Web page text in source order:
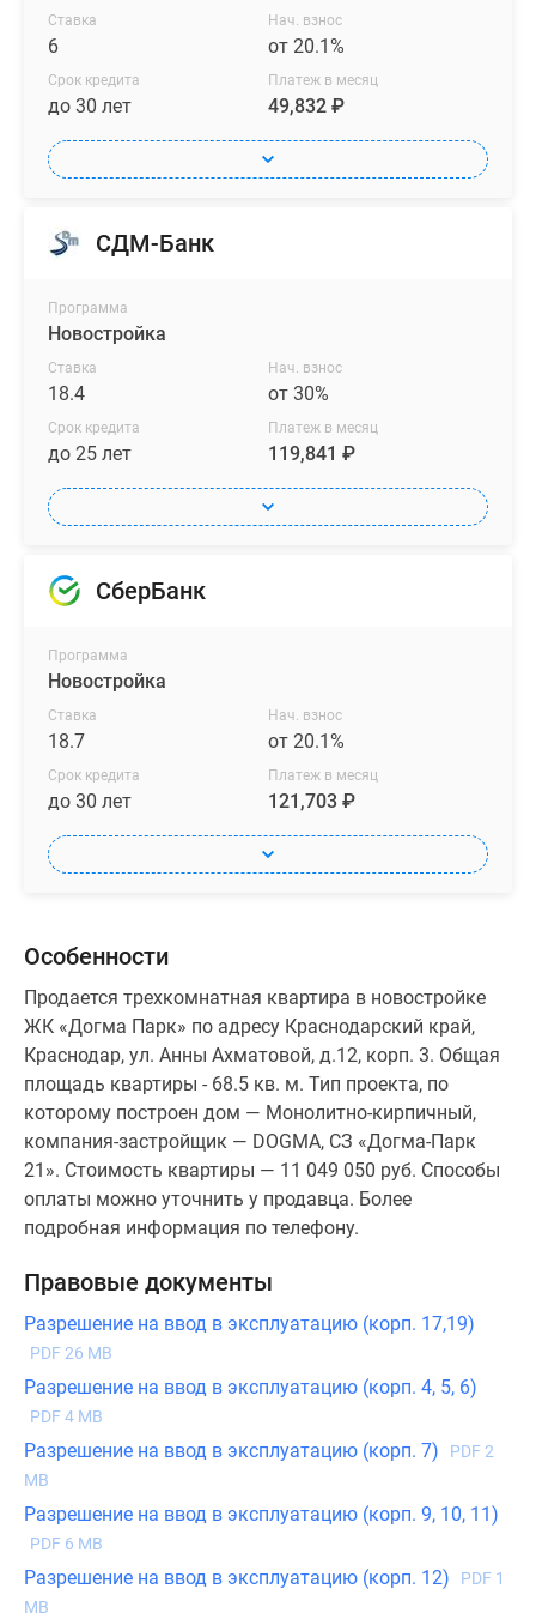
Ставка
6
Нач. взнос
от 20.1%
Срок кредита
до 30 лет
Платеж в месяц
49,832 ₽
СДМ-Банк
Программа
Новостройка
Ставка
18.4
Нач. взнос
от 30%
Срок кредита
до 25 лет
Платеж в месяц
119,841 ₽
СберБанк
Программа
Новостройка
Ставка
18.7
Нач. взнос
от 20.1%
Срок кредита
до 30 лет
Платеж в месяц
121,703 ₽
Особенности
Продается трехкомнатная квартира в новостройке
ЖК «Догма Парк» по адресу Краснодарский край,
Краснодар, ул. Анны Ахматовой, д.12, корп. 3. Общая
площадь квартиры - 68.5 кв. м. Тип проекта, по
которому построен дом — Монолитно-кирпичный,
компания-застройщик — DOGMA, СЗ «Догма-Парк
21». Стоимость квартиры — 11 049 050 руб. Способы
оплаты можно уточнить у продавца. Более
подробная информация по телефону.
Правовые документы
Разрешение на ввод в эксплуатацию (корп. 17,19)
PDF 26 MB
Разрешение на ввод в эксплуатацию (корп. 4, 5, 6)
PDF 4 MB
Разрешение на ввод в эксплуатацию (корп. 7)
PDF 2
MB
Разрешение на ввод в эксплуатацию (корп. 9, 10, 11)
PDF 6 MB
Разрешение на ввод в эксплуатацию (корп. 12)
PDF 1
MB